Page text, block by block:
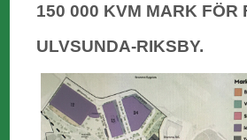
150 000 KVM MARK FÖR
ULVSUNDA-RIKSBY.